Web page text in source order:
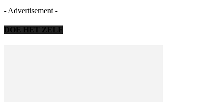
- Advertisement -
DOE HET ZELF